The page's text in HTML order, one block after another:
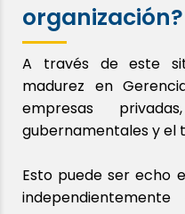
organización?
A través de este
madurez en
empresas
gubernamentales y el
Esto puede ser echo